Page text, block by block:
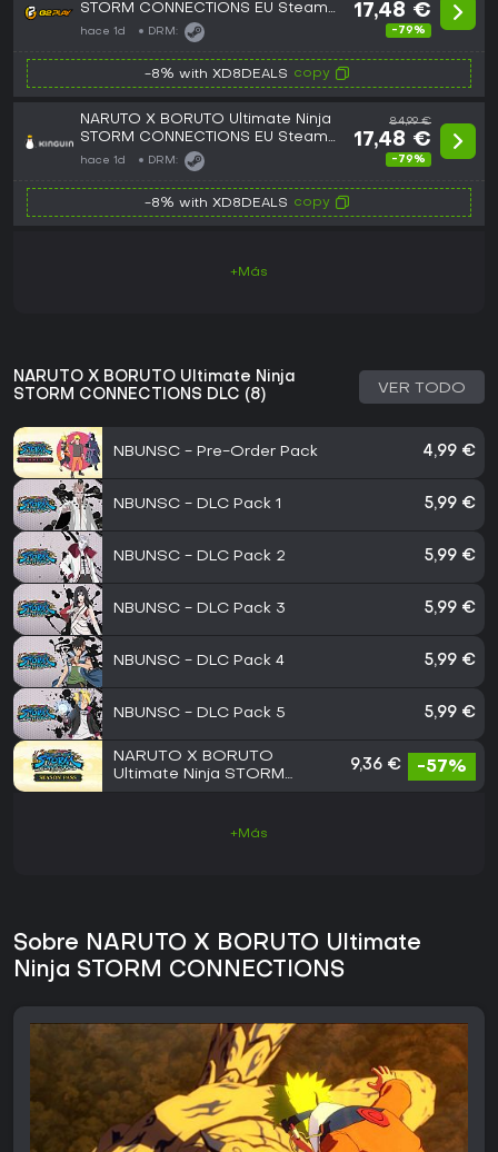
STORM CONNECTIONS EU Steam
CD Key
hace 1d DRM:
17,48 €
-79%
-8% with XD8DEALS copy
NARUTO X BORUTO Ultimate Ninja
STORM CONNECTIONS EU Steam
CD Key
hace 1d DRM:
84,99 €
17,48 €
-79%
-8% with XD8DEALS copy
+Más
NARUTO X BORUTO Ultimate Ninja
STORM CONNECTIONS DLC (8)
VER TODO
NBUNSC - Pre-Order Pack 4,99 €
NBUNSC - DLC Pack 1 5,99 €
NBUNSC - DLC Pack 2 5,99 €
NBUNSC - DLC Pack 3 5,99 €
NBUNSC - DLC Pack 4 5,99 €
NBUNSC - DLC Pack 5 5,99 €
NARUTO X BORUTO
Ultimate Ninja STORM
9,36 € -57%
+Más
Sobre NARUTO X BORUTO Ultimate
Ninja STORM CONNECTIONS